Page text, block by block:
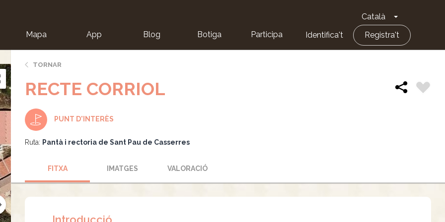
Català Toggle
Mapa App Blog Botiga Participa Identifica't Registra't
TORNAR
RECTE CORRIOL
PUNT D'INTERÈS
Ruta: Pantà i rectoria de Sant Pau de Casserres
FITXA IMATGES VALORACIÓ